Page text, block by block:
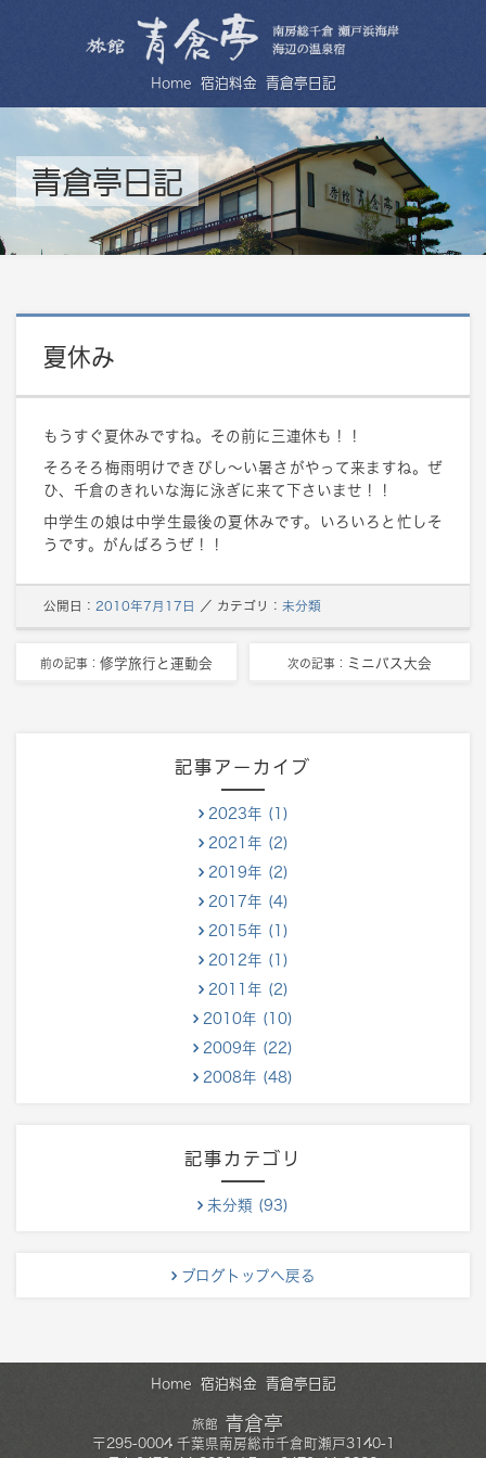
Home 宿泊料金 青倉亭日記
青倉亭日記
夏休み
もうすぐ夏休みですね。その前に三連休も！！
そろそろ梅雨明けできびし～い暑さがやって来ますね。ぜ
ひ、千倉のきれいな海に泳ぎに来て下さいませ！！
中学生の娘は中学生最後の夏休みです。いろいろと忙しそ
うです。がんばろうぜ！！
公開日： 2010年7月17日 ／ カテゴリ： 未分類
前の記事： 修学旅行と運動会 次の記事： ミニバス大会
記事アーカイブ
2023年 (1)
2021年 (2)
2019年 (2)
2017年 (4)
2015年 (1)
2012年 (1)
2011年 (2)
2010年 (10)
2009年 (22)
2008年 (48)
記事カテゴリ
未分類 (93)
ブログトップへ戻る
Home 宿泊料金 青倉亭日記
旅館 青倉亭
〒295-0004 千葉県南房総市千倉町瀬戸3140-1